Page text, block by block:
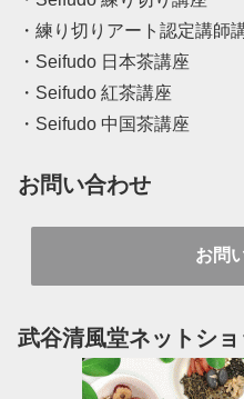
・練り切りアート認定講師
・Seifudo 日本茶講座
・Seifudo 紅茶講座
・Seifudo 中国茶講座
お問い合わせ
お問
武谷清風堂ネットシ